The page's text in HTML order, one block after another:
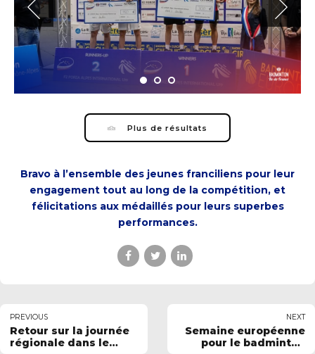
Plus de résultats
Bravo à l’ensemble des jeunes franciliens pour leur
engagement tout au long de la compétition, et
félicitations aux médaillés pour leurs superbes
performances.
PREVIOUS
Retour sur la journée
régionale dans le
NEXT
Semaine européenne
pour le badminton